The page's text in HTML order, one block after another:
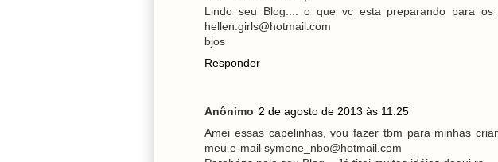
Lindo seu Blog.... o que vc esta preparando para
hellen.girls@hotmail.com
bjos
Responder
Anônimo 2 de agosto de 2013 às 11:25
Amei essas capelinhas, vou fazer tbm para minhas
meu e-mail symone_nbo@hotmail.com